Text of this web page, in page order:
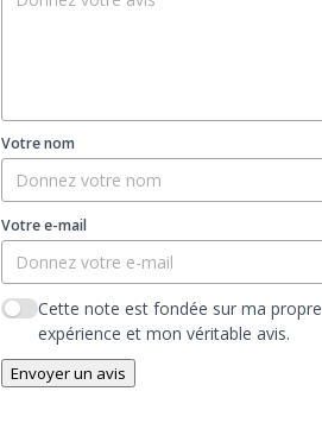
Votre nom
Votre e-mail
Cette note est fondée sur ma propre
expérience et mon véritable avis.
Envoyer un avis